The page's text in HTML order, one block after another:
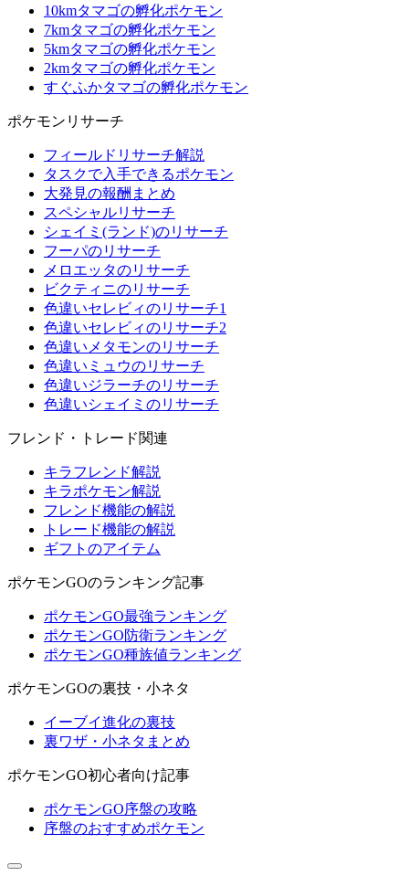
10kmタマゴの孵化ポケモン
7kmタマゴの孵化ポケモン
5kmタマゴの孵化ポケモン
2kmタマゴの孵化ポケモン
すぐふかタマゴの孵化ポケモン
ポケモンリサーチ
フィールドリサーチ解説
タスクで入手できるポケモン
大発見の報酬まとめ
スペシャルリサーチ
シェイミ(ランド)のリサーチ
フーパのリサーチ
メロエッタのリサーチ
ビクティニのリサーチ
色違いセレビィのリサーチ1
色違いセレビィのリサーチ2
色違いメタモンのリサーチ
色違いミュウのリサーチ
色違いジラーチのリサーチ
色違いシェイミのリサーチ
フレンド・トレード関連
キラフレンド解説
キラポケモン解説
フレンド機能の解説
トレード機能の解説
ギフトのアイテム
ポケモンGOのランキング記事
ポケモンGO最強ランキング
ポケモンGO防衛ランキング
ポケモンGO種族値ランキング
ポケモンGOの裏技・小ネタ
イーブイ進化の裏技
裏ワザ・小ネタまとめ
ポケモンGO初心者向け記事
ポケモンGO序盤の攻略
序盤のおすすめポケモン